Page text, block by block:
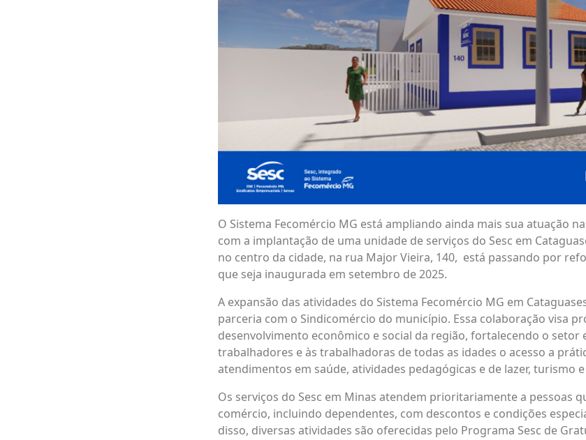
O Sistema Fecomércio MG está ampliando ainda mais sua atuação
com a implantação de uma unidade de serviços do Sesc em
no centro da cidade, na rua Major Vieira, 140, está passando por
que seja inaugurada em setembro de 2025.
A expansão das atividades do Sistema Fecomércio MG em
parceria com o Sindicomércio do município. Essa colaboração visa
desenvolvimento econômico e social da região, fortalecendo o setor
trabalhadores e às trabalhadoras de todas as idades o acesso a
atendimentos em saúde, atividades pedagógicas e de lazer, turismo
Os serviços do Sesc em Minas atendem prioritariamente a pessoas
comércio, incluindo dependentes, com descontos e condições
disso, diversas atividades são oferecidas pelo Programa Sesc de